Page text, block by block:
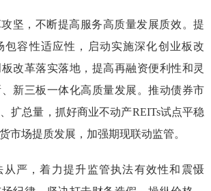
坚，不断提高服务高质量发展质效。提
包容性适应性，启动实施深化创业板改
改革落实落地，提高再融资便利性和灵
新三板一体化高质量发展。推动债券市
扩总量，抓好商业不动产REITs试点平稳
市场提质发展，加强期现联动监管。
从严，着力提升监管执法有效性和震慑